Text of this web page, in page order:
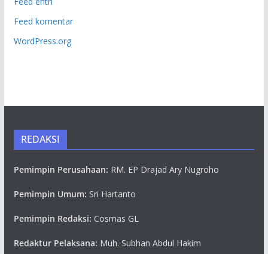
Feed komentar
WordPress.org
REDAKSI
Pemimpin Perusahaan: RM. EP Drajad Ary Nugroho
Pemimpin Umum: Sri Hartanto
Pemimpin Redaksi: Cosmas GL
Redaktur Pelaksana: Muh. Subhan Abdul Hakim